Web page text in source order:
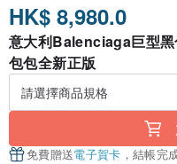
HK$ 8,980.0
意大利Balenciaga巨型
包包全新正版
免費贈送電子賀卡 ，結帳完